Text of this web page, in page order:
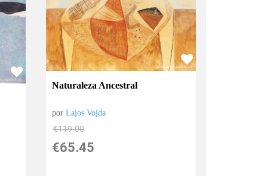
Naturaleza Ancestral
porLajos Vojda
€119.00
€65.45